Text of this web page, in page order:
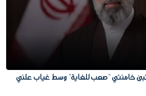
خامنئي "صعب للغاية" وسط غياب علني